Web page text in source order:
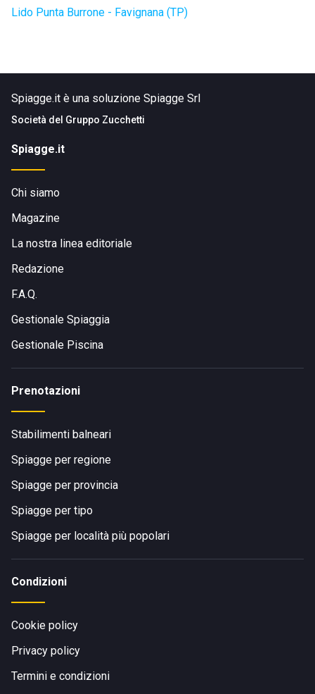
Lido Punta Burrone - Favignana (TP)
Spiagge.it è una soluzione Spiagge Srl
Società del Gruppo Zucchetti
Spiagge.it
Chi siamo
Magazine
La nostra linea editoriale
Redazione
F.A.Q.
Gestionale Spiaggia
Gestionale Piscina
Prenotazioni
Stabilimenti balneari
Spiagge per regione
Spiagge per provincia
Spiagge per tipo
Spiagge per località più popolari
Condizioni
Cookie policy
Privacy policy
Termini e condizioni